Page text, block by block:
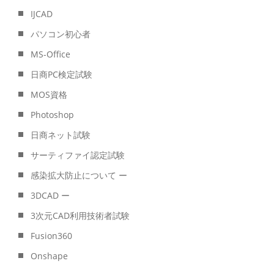
IJCAD
パソコン初心者
MS-Office
日商PC検定試験
MOS資格
Photoshop
日商ネット試験
サーティファイ認定試験
感染拡大防止について ー
3DCAD ー
3次元CAD利用技術者試験
Fusion360
Onshape